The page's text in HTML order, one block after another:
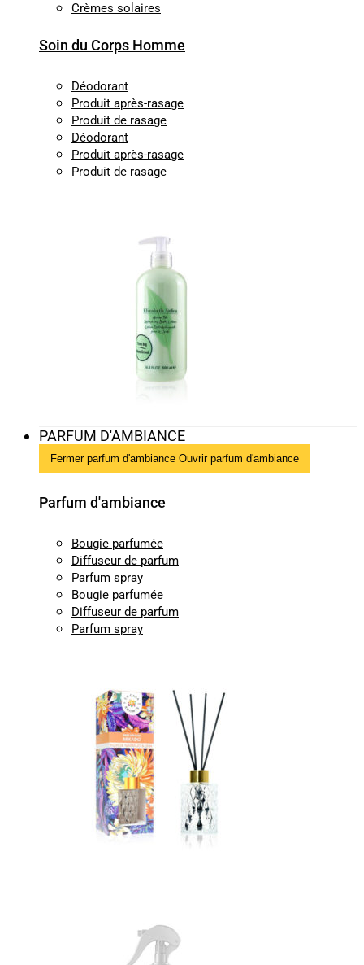
Crèmes solaires
Soin du Corps Homme
Déodorant
Produit après-rasage
Produit de rasage
Déodorant
Produit après-rasage
Produit de rasage
PARFUM D'AMBIANCE
Fermer parfum d'ambiance Ouvrir parfum d'ambiance
Parfum d'ambiance
Bougie parfumée
Diffuseur de parfum
Parfum spray
Bougie parfumée
Diffuseur de parfum
Parfum spray